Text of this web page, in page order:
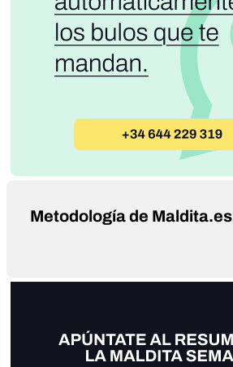
Metodología de Maldita.es